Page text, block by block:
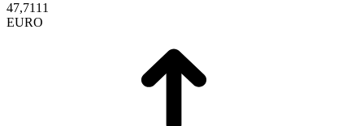
47,7111
EURO